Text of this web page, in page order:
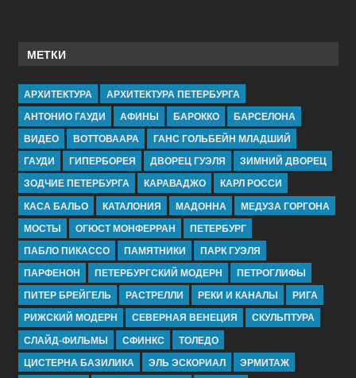
МЕТКИ
АРХИТЕКТУРА
АРХИТЕКТУРА ПЕТЕРБУРГА
АНТОНИО ГАУДИ
АФИНЫ БАРОККО
БАРСЕЛОНА
ВИДЕО
ВОТТОВААРА
ГАНС ГОЛЬБЕЙН МЛАДШИЙ
ГАУДИ
ГИПЕРБОРЕЯ ДВОРЕЦ ГУЭЛЯ
ЗИМНИЙ ДВОРЕЦ
ЗОДЧИЕ ПЕТЕРБУРГА
КАРАВАДЖО
КАРЛ РОССИ
КАСА БАЛЬО
КАТАЛОНИЯ МАДОННА
МЕДУЗА ГОРГОНА
МОСТЫ
ОГЮСТ МОНФЕРРАН
ПЕТЕРБУРГ
ПАБЛО ПИКАССО
ПАМЯТНИКИ
ПАРК ГУЭЛЯ
ПАРФЕНОН
ПЕТЕРБУРГСКИЙ МОДЕРН
ПЕТРОГЛИФЫ
ПИТЕР БРЕЙГЕЛЬ
РАСТРЕЛЛИ РЕКИ И КАНАЛЫ
РИГА
РИЖСКИЙ МОДЕРН
СЕВЕРНАЯ ВЕНЕЦИЯ
СКУЛЬПТУРА
СЛАЙД-ФИЛЬМЫ
СФИНКС
ТОЛЕДО
ЦИСТЕРНА БАЗИЛИКА
ЭЛЬ ЭСКОРИАЛ ЭРМИТАЖ